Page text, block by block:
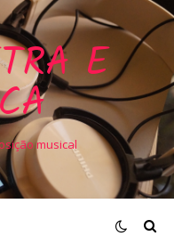
E
musical